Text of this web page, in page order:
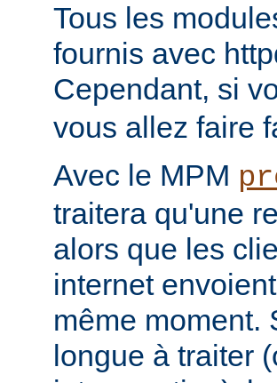
Tous les
fournis avec
Cependant, si
vous allez faire
Avec le MPM
traitera qu'une
alors que les
internet
même moment.
longue à traiter